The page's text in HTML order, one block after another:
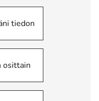
tiedon
osittain